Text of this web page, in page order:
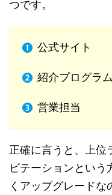
つです。
公式サイト
紹介プログラム
営業担当
正確に言うと、上位
ビテーションという
くアップグレードな